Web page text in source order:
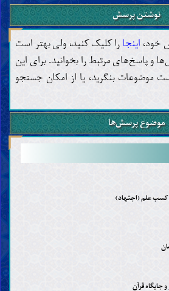
نوشتن پرسش
خود، اینجارا کلیک کنید، ولی بهتر است
و پاسخ‌های مرتبط را بخوانید. برای این
موضوعات بنگرید، یا از امکان جستجو
موضوع پرسش‌ها
علم (اجتهاد)
جایگاه قرآن